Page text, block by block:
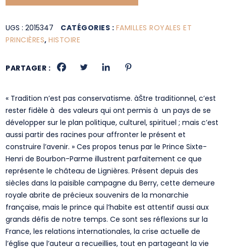
UGS :2015347 CATÉGORIES : FAMILLES ROYALES ET
PRINCIÈRES,HISTOIRE
PARTAGER :
« Tradition n’est pas conservatisme. àŠtre traditionnel, c’est
rester fidèle à des valeurs qui ont permis à un pays de se
développer sur le plan politique, culturel, spirituel ; mais c’est
aussi partir des racines pour affronter le présent et
construire l’avenir. » Ces propos tenus par le Prince Sixte-
Henri de Bourbon-Parme illustrent parfaitement ce que
représente le château de Lignières. Présent depuis des
siècles dans la paisible campagne du Berry, cette demeure
royale abrite de précieux souvenirs de la monarchie
française, mais le prince qui l’habite est attentif aussi aux
grands défis de notre temps. Ce sont ses réflexions sur la
France, les relations internationales, la crise actuelle de
l’église que l’auteur a recueillies, tout en partageant la vie